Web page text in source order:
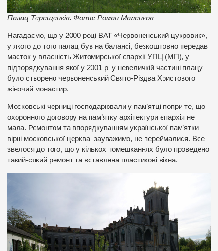
Палац Терещенків. Фото: Роман Маленков
Нагадаємо, що у 2000 році ВАТ «Червоненський цукровик»,
у якого до того палац був на балансі, безкоштовно передав
маєток у власність Житомирської єпархії УПЦ (МП), у
підпорядкування якої у 2001 р. у невеличкій частині плацу
було створено червоненський Свято-Різдва Христового
жіночий монастир.
Московські черниці господарювали у пам’ятці попри те, що
охоронного договору на пам’ятку архітектури єпархія не
мала. Ремонтом та впорядкуванням української пам’ятки
вірні московської церква, зауважимо, не переймалися. Все
звелося до того, що у кількох помешканнях було проведено
такий-сякий ремонт та вставлена пластикові вікна.